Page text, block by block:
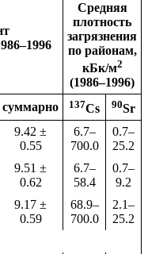
Средняя
плотность
загрязнения
по районам,
кБк/м2
(1986–1996)
суммарно 137Сs 90Sr
9.42 ±
0.55
6.7–
700.0
0.7–
25.2
9.51 ±
0.62
6.7–
58.4
0.7–
9.2
9.17 ±
0.59
68.9–
700.0
2.1–
25.2